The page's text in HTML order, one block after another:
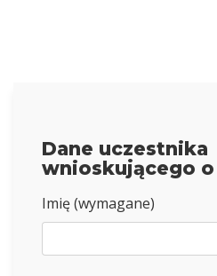
Dane uczestnika
wnioskującego
Imię (wymagane)